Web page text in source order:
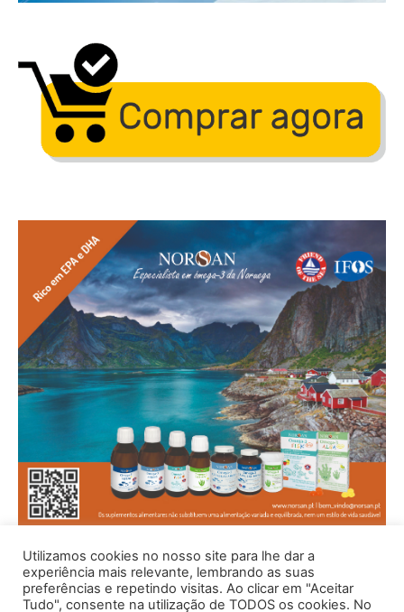
Utilizamos cookies no nosso site para lhe dar a
experiência mais relevante, lembrando as suas
preferências e repetindo visitas. Ao clicar em "Aceitar
Tudo", consente na utilização de TODOS os cookies. No